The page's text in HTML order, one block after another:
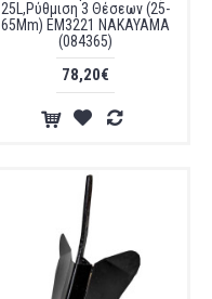
25L,Ρύθμιση 3 Θέσεων (25-
65Mm) EM3221 NAKAYAMA
(084365)
78,20€